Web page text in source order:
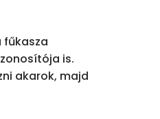
fűkasza
is.
akarok, majd